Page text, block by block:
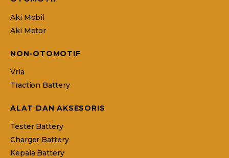
Aki Mobil
Aki Motor
NON-OTOMOTIF
Vrla
Traction Battery
ALAT DAN AKSESORIS
Tester Battery
Charger Battery
Kepala Battery